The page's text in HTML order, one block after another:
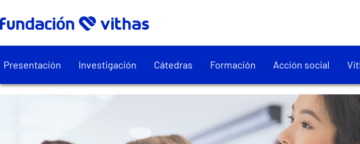
Presentación Investigación Cátedras Formación Acción social